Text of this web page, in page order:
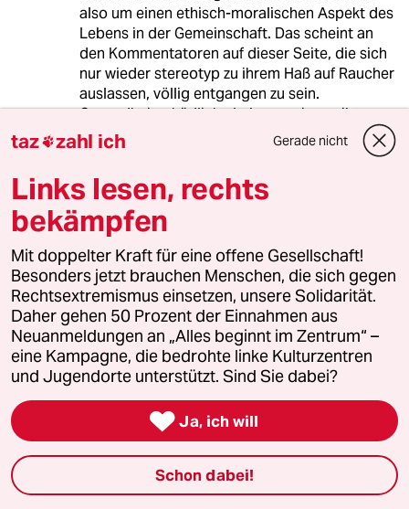
also um einen ethisch-moralischen Aspekt des
Lebens in der Gemeinschaft. Das scheint an
den Kommentatoren auf dieser Seite, die sich
nur wieder stereotyp zu ihrem Haß auf Raucher
auslassen, völlig entgangen zu sein.
Gesundheitschädliche Lebensweisen gibt es
zuhauf, das Rauchen ist da nur ein
Einzelaspekt.
Wie kann man sich überhaupt erdreisten,
darüber bestimmen zu wollen, wie ein Anderer
mit seiner Gesundheit umzugehen hat? Das ist
das Hauptthema, um das sich der Artikel dreht
- die Hybris derer, die sich auf der "richtigen"
Seite wähnen, weil ein komplexes Verständnis
des individuellen Seins ihre Fähigkeiten
schlicht übersteigt und der Begriff der
Toleranz gegenüber dem Andersartigen ein
Fremdwort für sie ist. Damit befinden sie sich
gigantisch großen Gesinnungsgemeinschaft.
Aber den Kern der Sache erfassen sie nicht im
Ansatz.
taz zahl ich Gerade nicht
Links lesen, rechts
bekämpfen
Mit doppelter Kraft für eine offene Gesellschaft!
Besonders jetzt brauchen Menschen, die sich gegen
Rechtsextremismus einsetzen, unsere Solidarität.
Daher gehen 50 Prozent der Einnahmen aus
Neuanmeldungen an „Alles beginnt im Zentrum“ –
eine Kampagne, die bedrohte linke Kulturzentren
und Jugendorte unterstützt. Sind Sie dabei?
 Ja, ich will
Schon dabei!